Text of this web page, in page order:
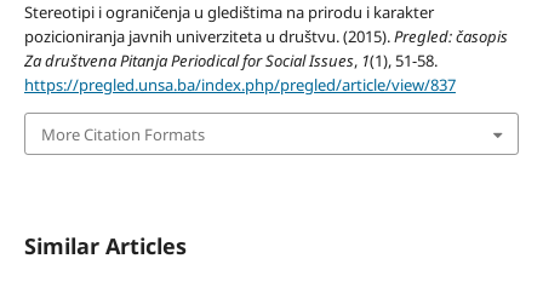
Stereotipi i ograničenja u gledištima na prirodu i karakter
pozicioniranja javnih univerziteta u društvu. (2015).Pregled: časopis
Za društvena Pitanja Periodical for Social Issues, 1(1), 51-58.
https://pregled.unsa.ba/index.php/pregled/article/view/837
More Citation Formats
Similar Articles